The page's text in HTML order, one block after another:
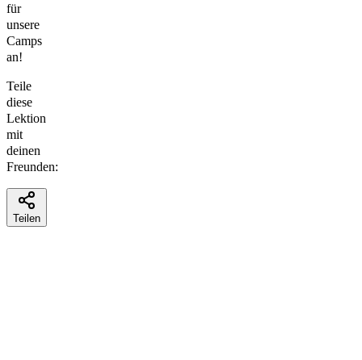
für
unsere
Camps
an!
Teile
diese
Lektion
mit
deinen
Freunden:
Teilen